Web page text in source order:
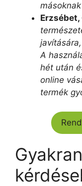
másoknak
Erzsébet,
A
hét után
online
termék